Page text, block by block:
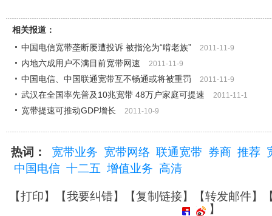
相关报道：
中国电信宽带垄断屡遭投诉 被指沦为“啃老族”
2011-11-9
内地六成用户不满目前宽带网速 2011-11-9
中国电信、中国联通宽带互不畅通或将被重罚 2011-11-9
武汉在全国率先普及10兆宽带 48万户家庭可提速 2011-11-1
宽带提速可推动GDP增长 2011-10-9
热词： 宽带业务 宽带网络 联通宽带 券商 推荐
中国电信 十二五 增值业务 高清
【打印】【我要纠错】【复制链接】【转发邮件】
】